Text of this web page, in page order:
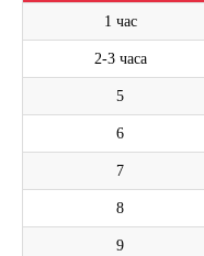
1 час
2-3 часа
5
6
7
8
9